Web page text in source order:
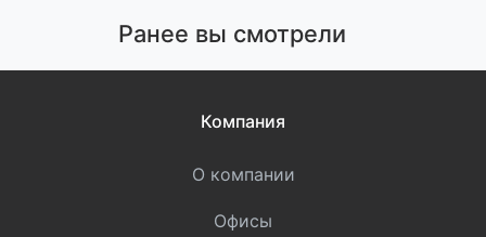
Ранее вы смотрели
Компания
О компании
Офисы